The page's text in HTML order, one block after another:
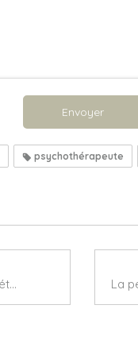
Envoyer
psychothérapeute
Sortir des schémas de répétition grâce à la psychanalyse à Courbevoie ?